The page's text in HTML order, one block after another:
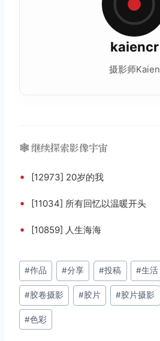
kaiencr
摄影师Kaien
🕸️ 继续探索影像宇宙
• [12973] 20岁的我
• [11034] 所有回忆以温暖开头
• [10859] 人生海海
文
章
标
签：
#作品 #分享 #投稿 #生活
#胶卷摄影 #胶片 #胶片摄影
#色彩